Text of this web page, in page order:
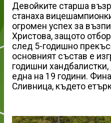
Девойките старша
станаха
огромен успех за
Христова, защото
след 5-годишно
основният състав е
годишни
една на 19 години.
Сливница, където